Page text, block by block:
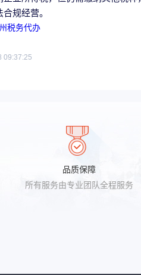
规经营。
税务代办
09:37:25
品质保障
所有服务由专业团队全程服务